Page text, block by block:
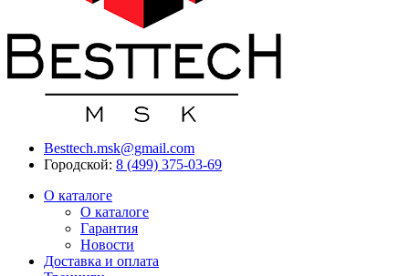
Besttech.msk@gmail.com
Городской: 8 (499) 375-03-69
О каталоге
О каталоге
Гарантия
Новости
Доставка и оплата